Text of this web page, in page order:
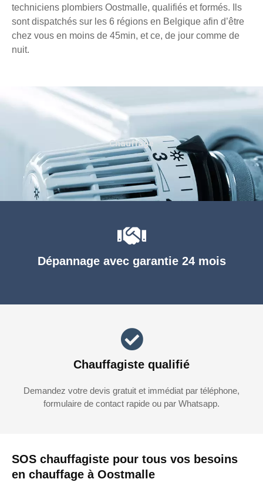
techniciens plombiers Oostmalle, qualifiés et formés. Ils
sont dispatchés sur les 6 régions en Belgique afin d’être
chez vous en moins de 45min, et ce, de jour comme de
nuit.
SOS chauffagiste pour tous vos besoins
en chauffage à Oostmalle
Dépannage avec garantie 24 mois
Chauffagiste qualifié
Demandez votre devis gratuit et immédiat par téléphone,
formulaire de contact rapide ou par Whatsapp.
Chauffage